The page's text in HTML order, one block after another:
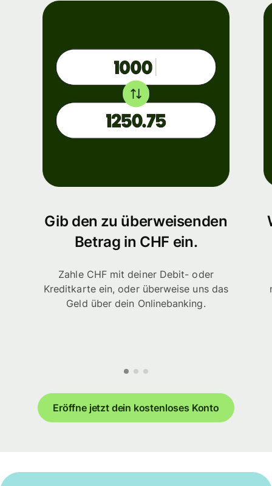
Gib den zu überweisenden
Betrag in CHF ein.
Zahle CHF mit deiner Debit- oder
Kreditkarte ein, oder überweise uns das
Geld über dein Onlinebanking.
Eröffne jetzt dein kostenloses Konto